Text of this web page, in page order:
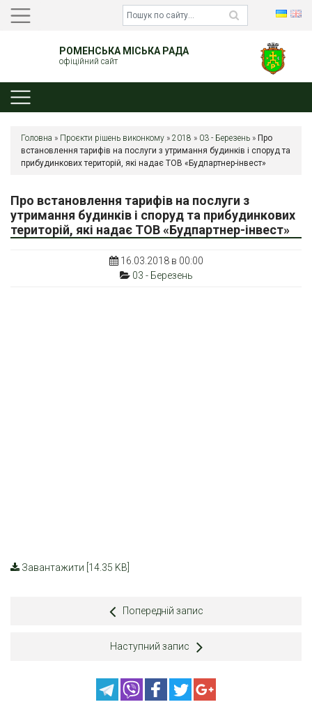
РОМЕНСЬКА МІСЬКА РАДА
офіційний сайт
Головна » Проєкти рішень виконкому » 2018 » 03 - Березень » Про
встановлення тарифів на послуги з утримання будинків і споруд та
прибудинкових територій, які надає ТОВ «Будпартнер-інвест»
Про встановлення тарифів на послуги з
утримання будинків і споруд та прибудинкових
територій, які надає ТОВ «Будпартнер-інвест»
16.03.2018 в 00:00
03 - Березень
Завантажити [14.35 KB]
Попередній запис
Наступний запис